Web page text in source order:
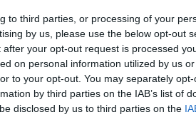
to third parties, or processing of your
by us, please use the below opt-out
your opt-out request is processed
on personal information utilized by us
to your opt-out. You may separately
by third parties on the IAB’s list of
disclosed by us to third parties on the
rodzin. ZUS wypłacił już 173 mln